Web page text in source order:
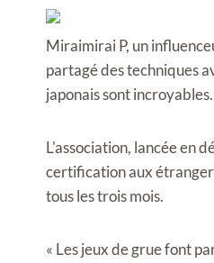
Miraimirai P, un
partagé des techniques
japonais sont
L'association, lancée en
certification aux
tous les trois mois.
« Les jeux de grue font